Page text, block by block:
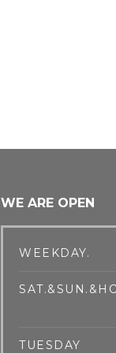
WE ARE OPEN
WEEKDAY.
TUESDAY